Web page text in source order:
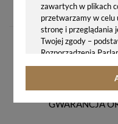
zawartych w plikach
przetwarzamy w celu
stronę i przeglądania
Twojej zgody –
Rozporządzenia
2016/679 z
fizycznych w
rozporządzenie o
GWARANCJA